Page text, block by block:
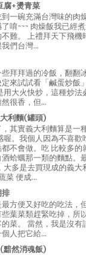
腐+燙青菜
一碗充滿台灣味的肉
唷~~~ 肉燥飯我已經
難。 上禮拜天下飛機
們台灣...
拜拜過的冷飯，翻翻
來試試看「鹹蛋炒飯
用大火快炒，這種炒法
很香，但...
利麵(罐頭)
其實義大利麵算是一
喔。我個人因為不喜歡
不會做。吃 比較多的
蛤蠣那一類的麵點。
多是去買現成的義大
菜 便成...
排
方便又好吃的吃法，
葉菜類趕緊吃掉，所
菜。 當然，我是沒有
人把它給...
黯然消魂飯)